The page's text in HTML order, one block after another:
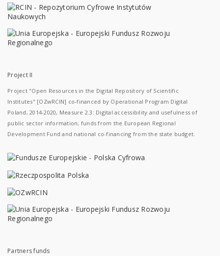
Project II
Project "Open Resources in the Digital Repository of Scientific
Institutes" [OZwRCIN] co-financed by Operational Program Digital
Poland, 2014-2020, Measure 2.3: Digital accessibility and usefulness of
public sector information; funds from the European Regional
Development Fund and national co-financing from the state budget.
Partners funds